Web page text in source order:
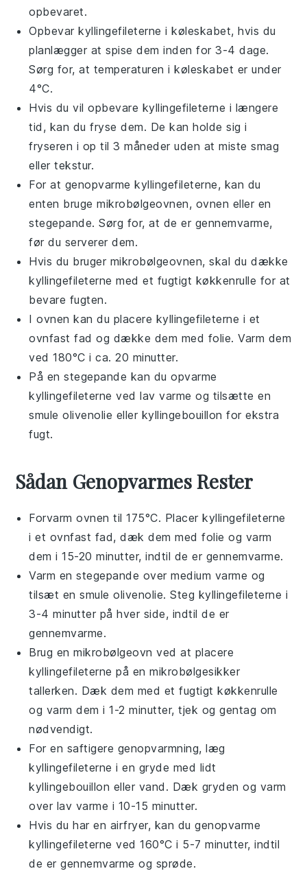
opbevaret.
Opbevarkyllingefileterne i køleskabet, hvis du
planlægger at spise dem inden for 3-4 dage.
Sørg for, at temperaturen i køleskabet er under
4°C.
Hvis du vil opbevare kyllingefileterne i længere
tid, kan du fryse dem. De kan holde sig i
fryseren i op til 3 måneder uden at miste smag
eller tekstur.
For at genopvarmekyllingefileterne, kan du
enten bruge mikrobølgeovnen, ovnen eller en
stegepande. Sørg for, at de er gennemvarme,
før du serverer dem.
Hvis du bruger mikrobølgeovnen, skal du dække
kyllingefileterne med et fugtigt køkkenrulle for at
bevare fugten.
I ovnen kan du placere kyllingefileterne i et
ovnfast fad og dække dem med folie. Varm dem
ved 180°C i ca. 20 minutter.
På en stegepande kan du opvarme
kyllingefileterne ved lav varme og tilsætte en
smuleolivenolie eller kyllingebouillon for ekstra
fugt.
Sådan Genopvarmes Rester
Forvarm ovnen til 175°C. Placerkyllingefileterne
i et ovnfast fad, dæk dem med folie og varm
dem i 15-20 minutter, indtil de er gennemvarme.
Varm en stegepande over medium varme og
tilsæt en smuleolivenolie. Steg kyllingefileterne i
3-4 minutter på hver side, indtil de er
gennemvarme.
Brug en mikrobølgeovn ved at placere
kyllingefileterne på en mikrobølgesikker
tallerken. Dæk dem med et fugtigt køkkenrulle
og varm dem i 1-2 minutter, tjek og gentag om
nødvendigt.
For en saftigere genopvarmning, læg
kyllingefileterne i en gryde med lidt
kyllingebouillon eller vand . Dæk gryden og varm
over lav varme i 10-15 minutter.
Hvis du har en airfryer, kan du genopvarme
kyllingefileterne ved 160°C i 5-7 minutter, indtil
de er gennemvarme og sprøde.